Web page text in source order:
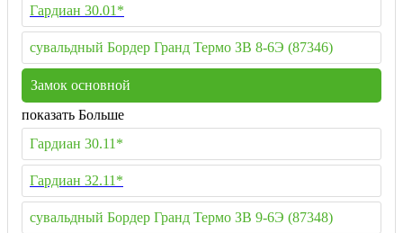
Гардиан 30.01*
сувальдный Бордер Гранд Термо ЗВ 8-6Э (87346)
Замок основной
показать Больше
Гардиан 30.11*
Гардиан 32.11*
сувальдный Бордер Гранд Термо ЗВ 9-6Э (87348)